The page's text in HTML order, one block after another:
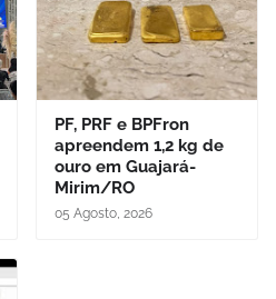
PF, PRF e BPFron
apreendem 1,2 kg de
ouro em Guajará-
Mirim/RO
05 Agosto, 2026